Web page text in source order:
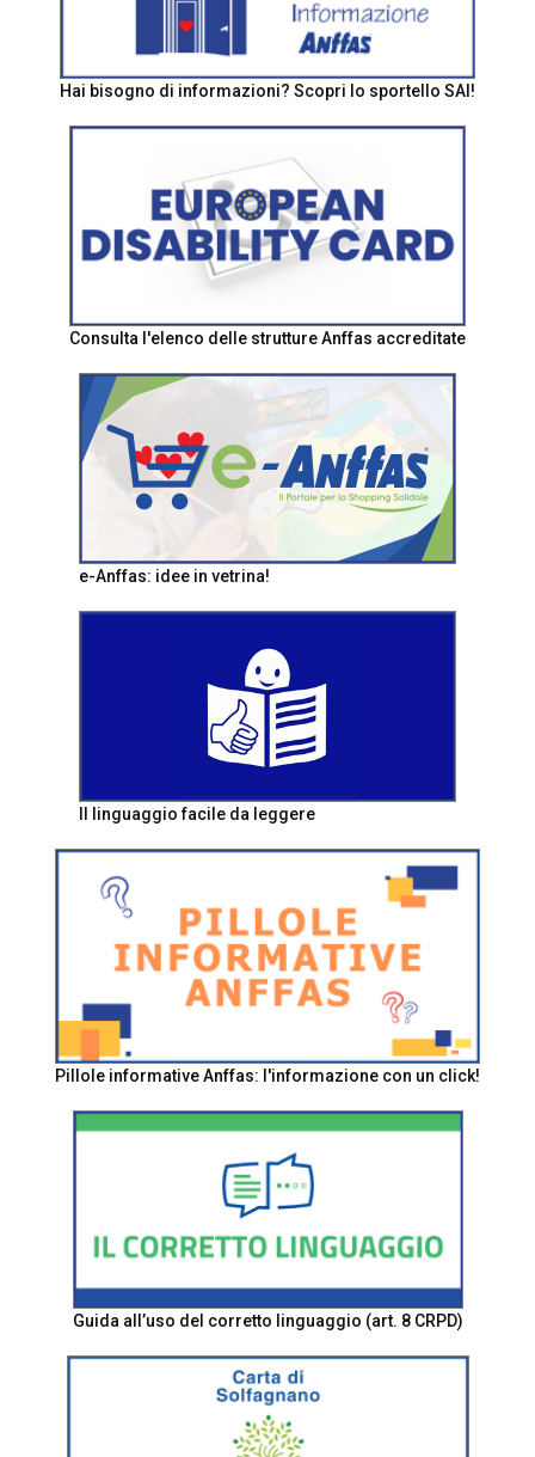
Hai bisogno di informazioni? Scopri lo sportello SAI!
Consulta l'elenco delle strutture Anffas accreditate
e-Anffas: idee in vetrina!
Il linguaggio facile da leggere
Pillole informative Anffas: l'informazione con un click!
Guida all’uso del corretto linguaggio (art. 8 CRPD)